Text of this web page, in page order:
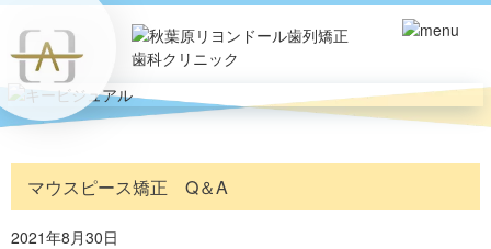
マウスピース矯正 Q＆A
2021年8月30日